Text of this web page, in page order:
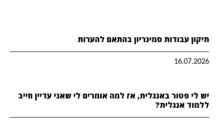
תיקון עבודות סמינריון בהתאם להערות
16.07.2026
יש לי פטור באנגלית, אז למה אומרים לי שאני עדיין חייב
ללמוד אנגלית?